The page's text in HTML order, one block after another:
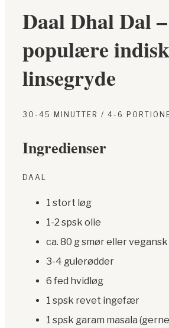
Daal Dhal Dal
populære
linsegryde
30-45 MINUTTER / 4-6
Ingredienser
DAAL
1 stort løg
1-2 spsk olie
ca. 80 g smør eller
3-4 gulerødder
6 fed hvidløg
1 spsk revet ingefær
1 spsk garam masala (gerne